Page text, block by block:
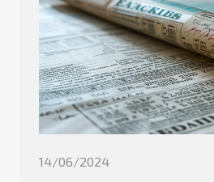
14/06/2024